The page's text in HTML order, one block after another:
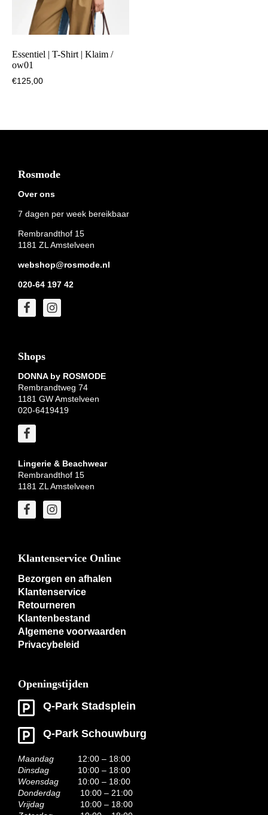
Essentiel | T-Shirt | Klaim /
ow01
€125,00
Footer
Rosmode
Over ons
7 dagen per week bereikbaar
Rembrandthof 15
1181 ZL Amstelveen
webshop@rosmode.nl
020-64 197 42
Shops
DONNA by ROSMODE
Rembrandtweg 74
1181 GW Amstelveen
020-6419419
Lingerie & Beachwear
Rembrandthof 15
1181 ZL Amstelveen
Klantenservice Online
Bezorgen en afhalen
Klantenservice
Retourneren
Klantenbestand
Algemene voorwaarden
Privacybeleid
Openingstijden
Q-Park Stadsplein
Q-Park Schouwburg
Maandag
12:00 – 18:00
Dinsdag
10:00 – 18:00
Woensdag
10:00 – 18:00
Donderdag
10:00 – 21:00
Vrijdag
10:00 – 18:00